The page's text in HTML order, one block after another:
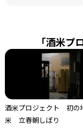
「酒米プ
酒米プロジェクト 初の
米 立春朝しぼり